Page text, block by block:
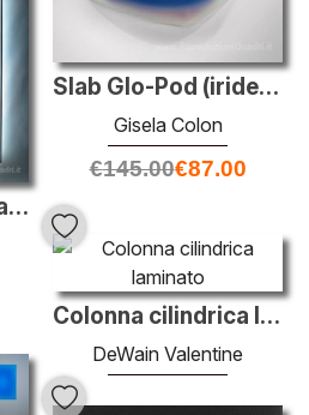
Slab Glo-Pod (iridescente blu)
Gisela Colon
€145.00€87.00
Untitled (Light Encasement)
Colonna cilindrica laminato
DeWain Valentine